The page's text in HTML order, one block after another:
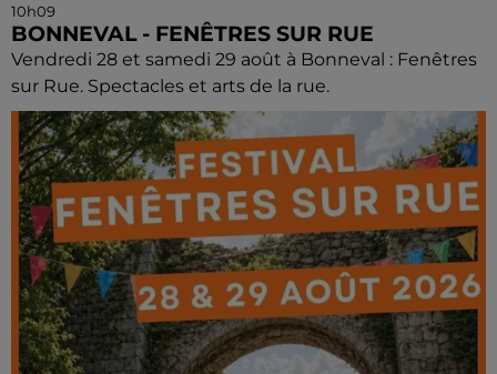
10h09
BONNEVAL - FENÊTRES SUR RUE
Vendredi 28 et samedi 29 août à Bonneval : Fenêtres
sur Rue. Spectacles et arts de la rue.